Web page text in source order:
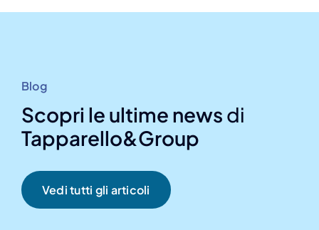
Blog
Scopri le ultime news di
Tapparello&Group
Vedi tutti gli articoli